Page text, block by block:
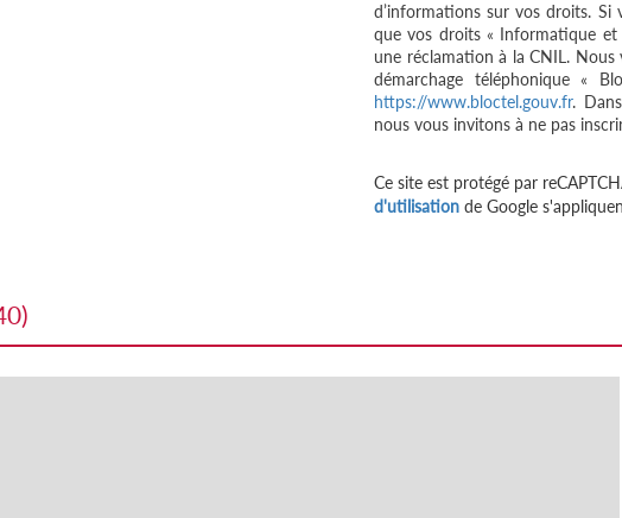
d’informations sur vos droits. Si
que vos droits « Informatique et
une réclamation à la CNIL.
démarchage téléphonique «
https://www.bloctel.gouv.fr.
nous vous invitons à ne pas
Ce site est protégé par
d'utilisation de Google